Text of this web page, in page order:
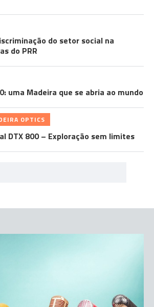
do setor social na
do PRR
uma Madeira que se abria ao mundo
OPTICS
DTX 800 – Exploração sem limites